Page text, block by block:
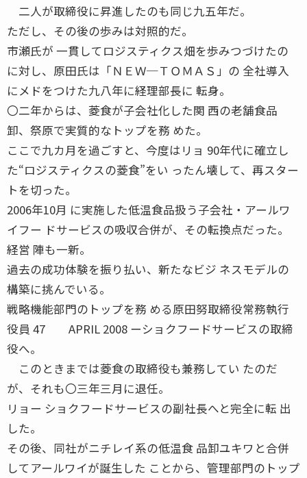
二人が取締役に昇進したのも同じ九五年だ。
ただし、その後の歩みは対照的だ。
市瀬氏が 一貫してロジスティクス畑を歩みつづけたの
に対し、原田氏は「ＮＥＷ─ＴＯＭＡＳ」の 全社導入
にメドをつけた九八年に経理部長に 転身。
〇二年からは、菱食が子会社化した関 西の老舗食品
卸、祭原で実質的なトップを務 めた。
ここで九カ月を過ごすと、今度はリョ 90年代に確立し
た“ロジスティクスの菱食”をい ったん壊して、再スター
トを切った。
2006年10月 に実施した低温食品扱う子会社・アールワ
イフー ドサービスの吸収合併が、その転換点だった。
経営 陣も一新。
過去の成功体験を振り払い、新たなビジ ネスモデルの
構築に挑んでいる。
戦略機能部門のトップを務 める原田努取締役常務執行
役員 47 APRIL 2008 ーショクフードサービスの取締
役へ。
このときまでは菱食の取締役も兼務してい たのだ
が、それも〇三年三月に退任。
リョー ショクフードサービスの副社長へと完全に転 出
した。
その後、同社がニチレイ系の低温食 品卸ユキワと合併
してアールワイが誕生した ことから、管理部門のトップ